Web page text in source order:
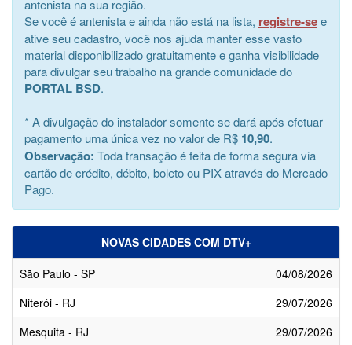
antenista na sua região.
Se você é antenista e ainda não está na lista, registre-see
ative seu cadastro, você nos ajuda manter esse vasto
material disponibilizado gratuitamente e ganha visibilidade
para divulgar seu trabalho na grande comunidade do
PORTAL BSD.
* A divulgação do instalador somente se dará após efetuar
pagamento uma única vez no valor de R$ 10,90.
Observação: Toda transação é feita de forma segura via
cartão de crédito, débito, boleto ou PIX através do Mercado
Pago.
NOVAS CIDADES COM DTV+
São Paulo - SP
04/08/2026
Niterói - RJ
29/07/2026
Mesquita - RJ
29/07/2026